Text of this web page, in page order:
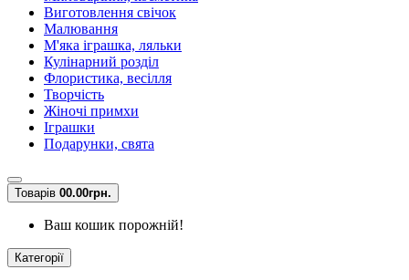
Виготовлення свічок
Малювання
М'яка іграшка, ляльки
Кулінарний розділ
Флористика, весілля
Творчість
Жіночі примхи
Іграшки
Подарунки, свята
Товарів 00.00грн.
Ваш кошик порожній!
Категорії